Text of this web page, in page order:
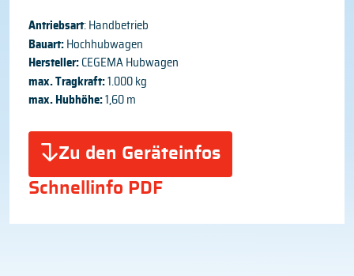
Antriebsart: Handbetrieb
Bauart: Hochhubwagen
Hersteller: CEGEMA Hubwagen
max. Tragkraft:1.000 kg
max. Hubhöhe:1,60 m
Zu den Geräteinfos
Schnellinfo PDF